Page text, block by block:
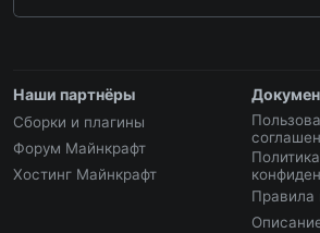
Наши партнёры
Сборки и плагины
Форум Майнкрафт
Хостинг Майнкрафт
Политика
Правила